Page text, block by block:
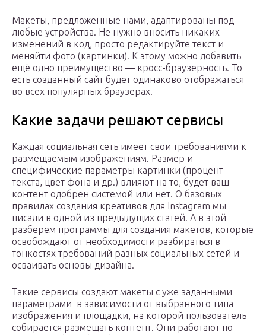
Макеты, предложенные нами, адаптированы под
любые устройства. Не нужно вносить никаких
изменений в код, просто редактируйте текст и
меняйти фото (картинки). К этому можно добавить
ещё одно преимущество — кросс-браузерность. То
есть созданный сайт будет одинаково отображаться
во всех популярных браузерах.
Какие задачи решают сервисы
Каждая социальная сеть имеет свои требованиями к
размещаемым изображениям. Размер и
специфические параметры картинки (процент
текста, цвет фона и др.) влияют на то, будет ваш
контент одобрен системой или нет. О базовых
правилах создания креативов для Instagram мы
писали в одной из предыдущих статей. А в этой
разберем программы для создания макетов, которые
освобождают от необходимости разбираться в
тонкостях требований разных социальных сетей и
осваивать основы дизайна.
Такие сервисы создают макеты с уже заданными
параметрами в зависимости от выбранного типа
изображения и площадки, на которой пользователь
собирается размещать контент. Они работают по